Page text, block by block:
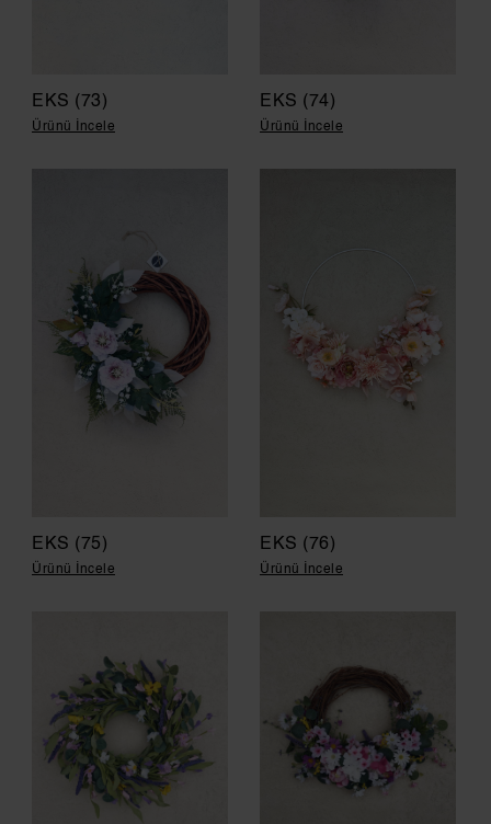
EKS (73)
Ürünü İncele
EKS (74)
Ürünü İncele
EKS (75)
Ürünü İncele
EKS (76)
Ürünü İncele